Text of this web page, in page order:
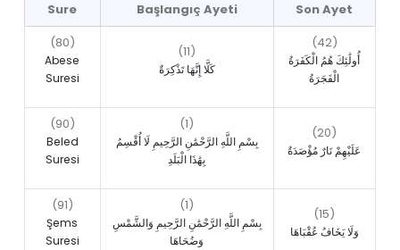
Sure Başlangıç Ayeti
Son Ayet
(80)
Abese
Suresi
(11)
كَلَّا إِنَّهَا تَذْكِرَةٌ
(42)
أُولَٰئِكَ هُمُ الْكَفَرَةُ
الْفَجَرَةُ
(90)
Beled
Suresi
(1)
بِسْمِ اللَّهِ الرَّحْمَٰنِ الرَّحِيمِ لَا أُقْسِمُ
بِهَٰذَا الْبَلَدِ
(20)
عَلَيْهِمْ نَارٌ مُؤْصَدَةٌ
(91)
Şems
Suresi
(1)
بِسْمِ اللَّهِ الرَّحْمَٰنِ الرَّحِيمِ وَالشَّمْسِ
وَضُحَاهَا
(15)
وَلَا يَخَافُ عُقْبَاهَا